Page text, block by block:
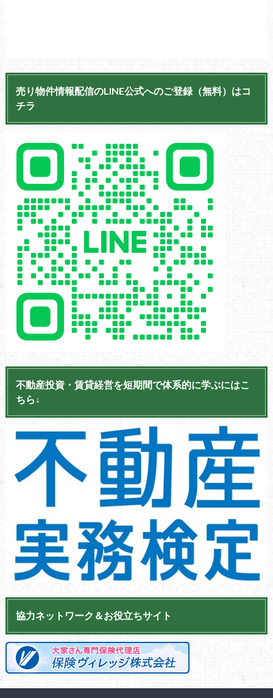
売り物件情報配信のLINE公式へのご登録（無料）はコ
チラ
不動産投資・賃貸経営を短期間で体系的に学ぶにはこ
ちら↓
協力ネットワーク＆お役立ちサイト